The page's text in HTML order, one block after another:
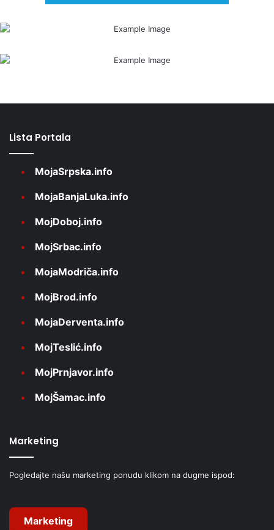
Lista Portala
MojaSrpska.info
MojaBanjaLuka.info
MojDoboj.info
MojSrbac.info
MojaModriča.info
MojBrod.info
MojaDerventa.info
MojTeslić.info
MojPrnjavor.info
MojŠamac.info
Marketing
Pogledajte našu marketing ponudu klikom na dugme ispod:
Marketing